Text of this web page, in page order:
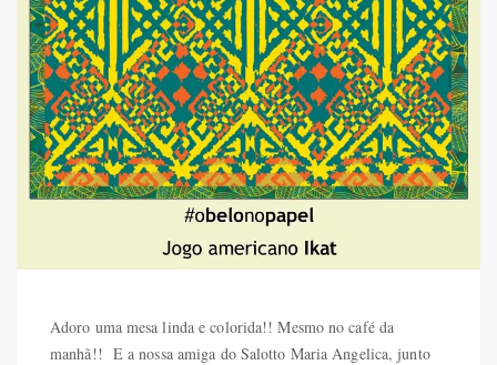
Adoro uma mesa linda e colorida!! Mesmo no café da
manhã!! E a nossa amiga do Salotto Maria Angelica, junto